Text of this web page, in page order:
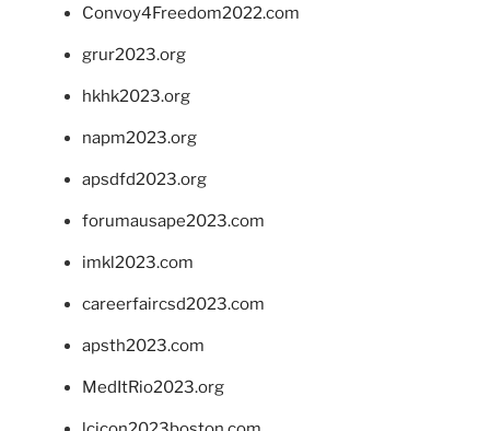
Convoy4Freedom2022.com
grur2023.org
hkhk2023.org
napm2023.org
apsdfd2023.org
forumausape2023.com
imkl2023.com
careerfaircsd2023.com
apsth2023.com
MedItRio2023.org